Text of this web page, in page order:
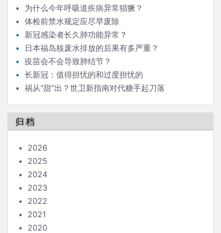
为什么今年呼吸道疾病异常猖獗？
体检前禁水规定应尽早废除
新冠感染者长久肺功能异常？
日本福岛核废水排放的后果有多严重？
疫苗会不会导致肺结节？
长新冠：值得担忧的和过度担忧的
祸从“甜”出？世卫新指南对代糖手起刀落
归档
2026
2025
2024
2023
2022
2021
2020